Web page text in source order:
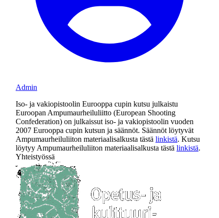
Admin
Iso- ja vakiopistoolin Eurooppa cupin kutsu julkaistu
Euroopan Ampumaurheiluliitto (European Shooting
Confederation) on julkaissut iso- ja vakiopistoolin vuoden
2007 Eurooppa cupin kutsun ja säännöt. Säännöt löytyvät
Ampumaurheiluliiton materiaalisalkusta tästä linkistä. Kutsu
löytyy Ampumaurheiluliiton materiaalisalkusta tästä linkistä.
Yhteistyössä